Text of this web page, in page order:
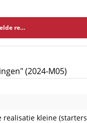
M05)
(2024-M05)
kleine